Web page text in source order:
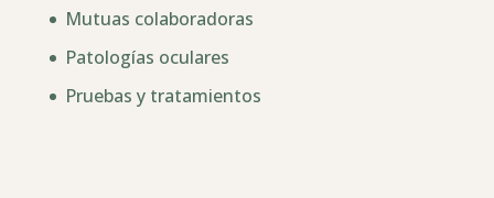
Mutuas colaboradoras
Patologías oculares
Pruebas y tratamientos